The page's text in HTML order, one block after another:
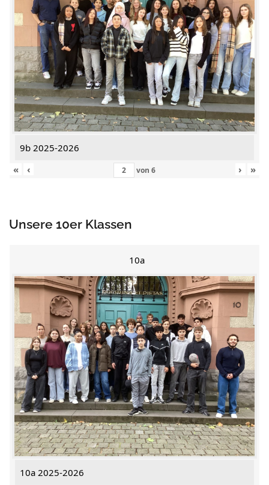
9b 2025-2026
«
‹ von 6 › »
Unsere 10er Klassen
10a
10a 2025-2026